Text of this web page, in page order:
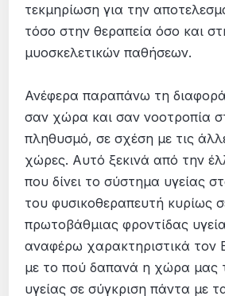
τεκμηρίωση για την
τόσο στην θεραπεία όσο και
μυοσκελετικών παθήσεων.
Ανέφερα παραπάνω τη
σαν χώρα και σαν νοοτροπία
πληθυσμό, σε σχέση με τις
χώρες. Αυτό ξεκινά από την
που δίνει το σύστημα υγείας
του φυσικοθεραπευτή κυρίως
πρωτοβάθμιας φροντίδας
αναφέρω χαρακτηριστικά
με το πού δαπανά η χώρα μας
υγείας σε σύγκριση πάντα με